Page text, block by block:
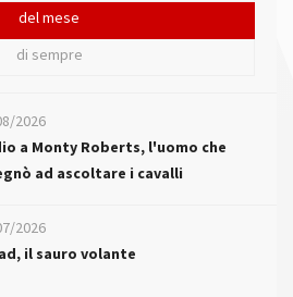
del mese
di sempre
2026
a Monty Roberts, l'uomo che
ad ascoltare i cavalli
2026
il sauro volante